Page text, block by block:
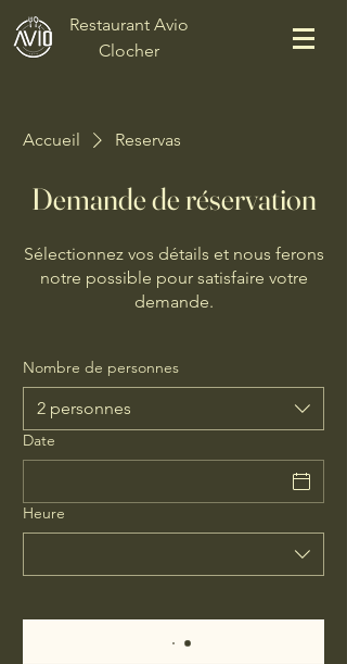
Restaurant Avio
Clocher
Accueil Reservas
Demande de réservation
Sélectionnez vos détails et nous ferons
notre possible pour satisfaire votre
demande.
Nombre de personnes
2 personnes
Date
Heure